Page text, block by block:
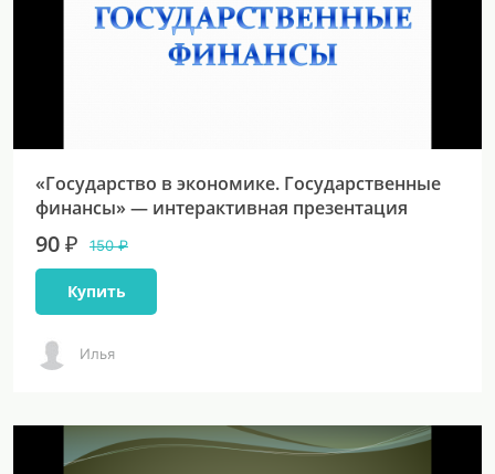
«Государство в экономике. Государственные
финансы» — интерактивная презентация
90 ₽ 150 ₽
Купить
Илья